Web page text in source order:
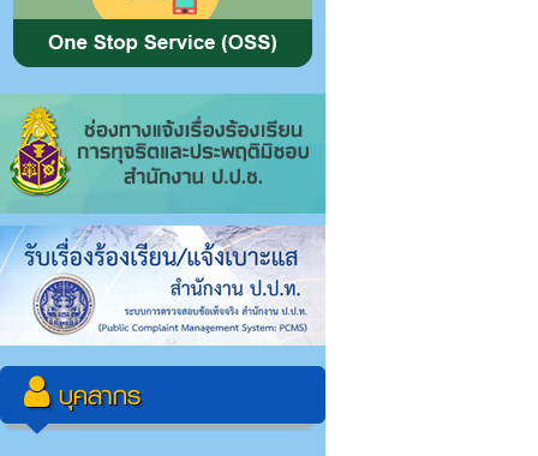
บุคลากร